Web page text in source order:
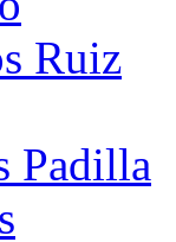
Ruiz
Padilla